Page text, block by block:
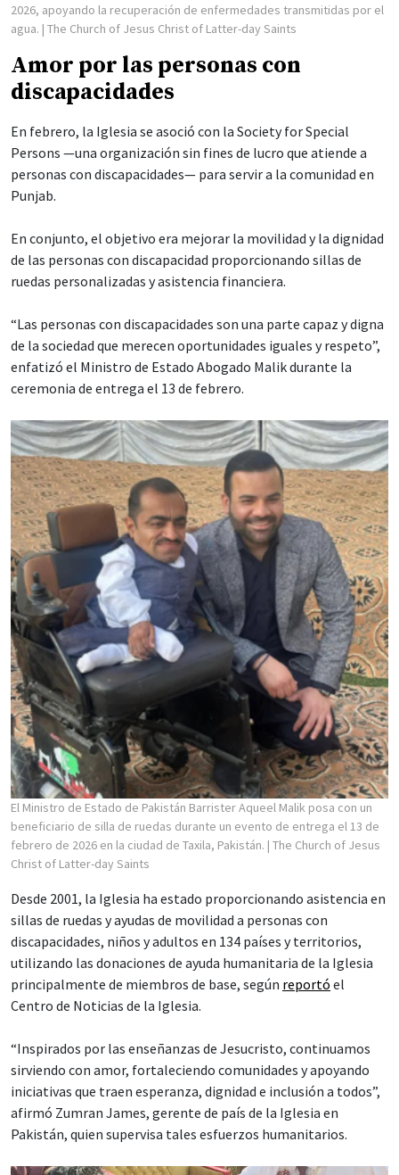
2026, apoyando la recuperación de enfermedades transmitidas por el
agua. | The Church of Jesus Christ of Latter-day Saints
Amor por las personas con
discapacidades
En febrero, la Iglesia se asoció con la Society for Special
Persons —una organización sin fines de lucro que atiende a
personas con discapacidades— para servir a la comunidad en
Punjab.
En conjunto, el objetivo era mejorar la movilidad y la dignidad
de las personas con discapacidad proporcionando sillas de
ruedas personalizadas y asistencia financiera.
“Las personas con discapacidades son una parte capaz y digna
de la sociedad que merecen oportunidades iguales y respeto”,
enfatizó el Ministro de Estado Abogado Malik durante la
ceremonia de entrega el 13 de febrero.
El Ministro de Estado de Pakistán Barrister Aqueel Malik posa con un
beneficiario de silla de ruedas durante un evento de entrega el 13 de
febrero de 2026 en la ciudad de Taxila, Pakistán. | The Church of Jesus
Christ of Latter-day Saints
Desde 2001, la Iglesia ha estado proporcionando asistencia en
sillas de ruedas y ayudas de movilidad a personas con
discapacidades, niños y adultos en 134 países y territorios,
utilizando las donaciones de ayuda humanitaria de la Iglesia
principalmente de miembros de base, según reportó el
Centro de Noticias de la Iglesia.
“Inspirados por las enseñanzas de Jesucristo, continuamos
sirviendo con amor, fortaleciendo comunidades y apoyando
iniciativas que traen esperanza, dignidad e inclusión a todos”,
afirmó Zumran James, gerente de país de la Iglesia en
Pakistán, quien supervisa tales esfuerzos humanitarios.